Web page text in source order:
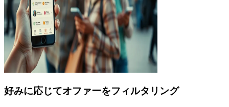
好みに応じてオファーをフィルタリング